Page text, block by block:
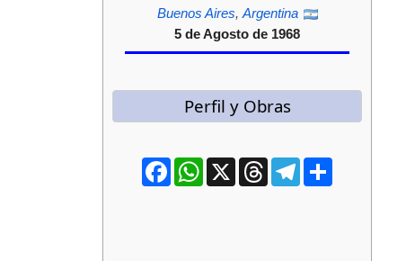
Buenos Aires, Argentina
5 de Agosto de 1968
Perfil y Obras
FacebookWhatsApp
X ThreadsTelegram